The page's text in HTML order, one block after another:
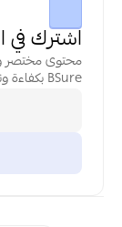
اشترك في
BSure بكفاءة ونتائج أدق.